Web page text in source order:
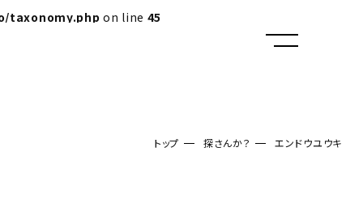
taxonomy.php on line 45
トップ 探さんか？ エンドウユウキ